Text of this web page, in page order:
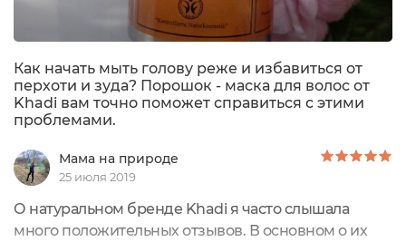
Как начать мыть голову реже и избавиться от
перхоти и зуда? Порошок - маска для волос от
Khadi вам точно поможет справиться с этими
проблемами.
Мама на природе
25 июля 2019
О натуральном бренде Khadi я часто слышала
много положительных отзывов. В основном о их